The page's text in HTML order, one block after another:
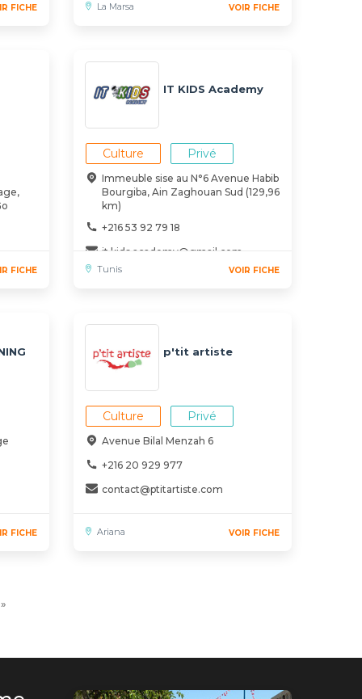
FICHE La Marsa VOIR FICHE
FICHE
IT KIDS Academy
Culture Privé
Immeuble sise au N°6 Avenue Habib
Bourgiba, Ain Zaghouan Sud (129,96
km)
+216 53 92 79 18
it.kids.academy@gmail.com
Tunis VOIR FICHE
FICHE
p'tit artiste
Culture Privé
Avenue Bilal Menzah 6
+216 20 929 977
contact@ptitartiste.com
Ariana VOIR FICHE
Dernière
»